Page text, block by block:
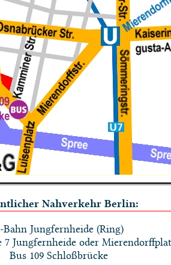
Nahverkehr Berlin:
Bahn Jungfernheide (Ring)
7 Jungfernheide oder
Bus 109 Schloßbrücke